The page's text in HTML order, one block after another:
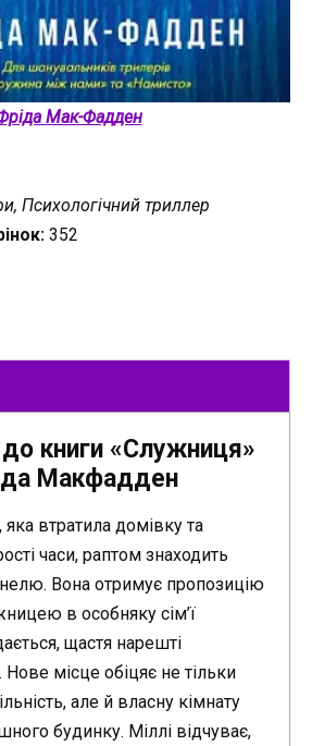
Мак-Фадден
Психологічний триллер
352
книги «Служниця»
Макфадден
втратила домівку та
часи, раптом знаходить
Вона отримує пропозицію
в особняку сім’ї
щастя нарешті
Нове місце обіцяє не тільки
але й власну кімнату
будинку. Міллі відчуває,